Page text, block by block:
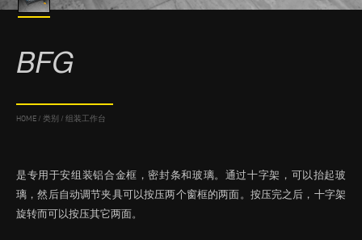
BFG
HOME / 类别 / 组装工作台
是专用于安组装铝合金框，密封条和玻璃。通过十字架，可以抬起玻
璃，然后自动调节夹具可以按压两个窗框的两面。按压完之后，十字架
旋转而可以按压其它两面。